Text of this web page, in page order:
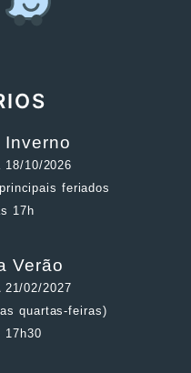
Inverno
18/10/2026
feriados
17h
Verão
21/02/2027
quartas-feiras)
17h30